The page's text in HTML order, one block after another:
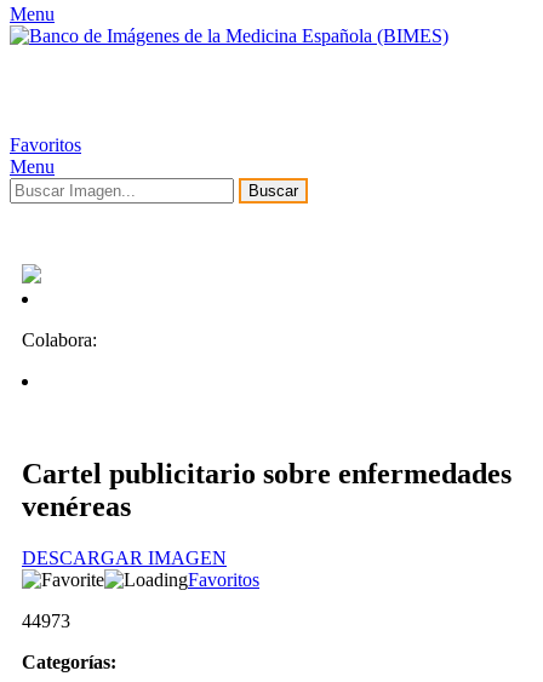
Menu
Favoritos
Menu
Buscar
Colabora:
Cartel publicitario sobre enfermedades
venéreas
DESCARGAR IMAGEN
Favoritos
44973
Categorías: